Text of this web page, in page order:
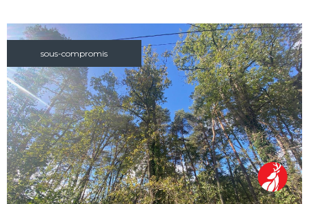
sous-compromis